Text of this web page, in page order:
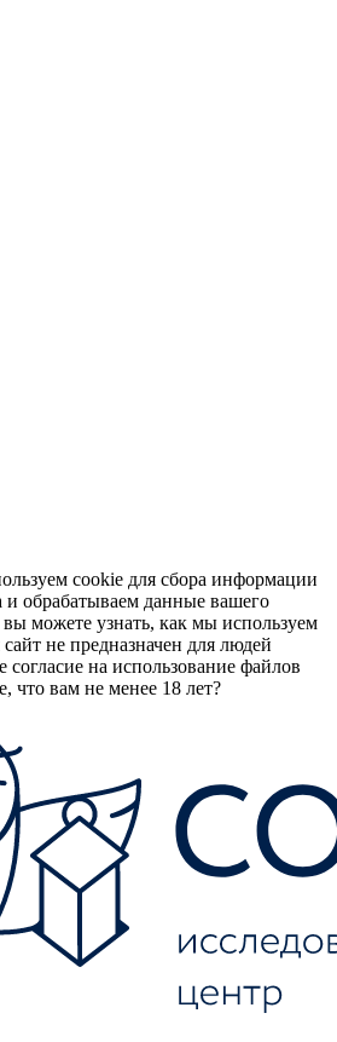
cookie для сбора информации
и обрабатываем данные вашего
вы можете узнать, как мы используем
не предназначен для людей
на использование файлов
что вам не менее 18 лет?